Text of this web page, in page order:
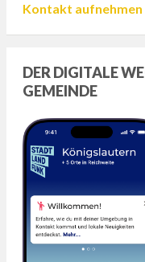
Kontakt
DER DIGITALE
GEMEINDE